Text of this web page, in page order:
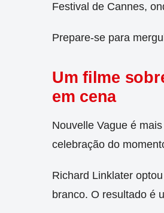
Festival de Cannes,
Prepare-se para
Um filme
em cena
Nouvelle Vague é
celebração do
Richard Linklater
branco. O resultado é